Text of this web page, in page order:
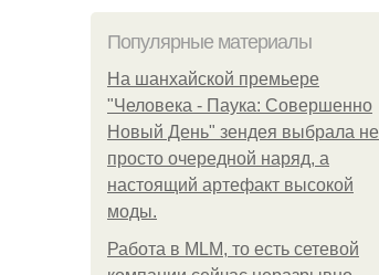
Популярные материалы
На шанхайской премьере
"Человека - Паука: Совершенно
Новый День" зендея выбрала не
просто очередной наряд, а
настоящий артефакт высокой
моды.
Работа в MLM, то есть сетевой